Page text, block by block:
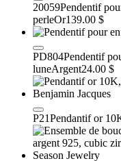
20059Pendentif
perleOr139.00 $
PD804Pendentif
luneArgent24.00 $
P21Pendantif or